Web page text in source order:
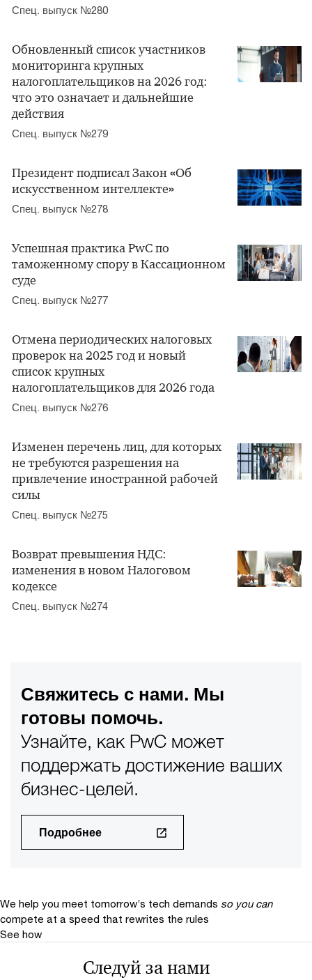
Спец. выпуск №280
Обновленный список участников
мониторинга крупных
налогоплательщиков на 2026 год:
что это означает и дальнейшие
действия
Спец. выпуск №279
Президент подписал Закон «Об
искусственном интеллекте»
Спец. выпуск №278
Успешная практика PwC по
таможенному спору в Кассационном
суде
Спец. выпуск №277
Отмена периодических налоговых
проверок на 2025 год и новый
список крупных
налогоплательщиков для 2026 года
Спец. выпуск №276
Изменен перечень лиц, для которых
не требуются разрешения на
привлечение иностранной рабочей
силы
Спец. выпуск №275
Возврат превышения НДС:
изменения в новом Налоговом
кодексе
Спец. выпуск №274
Свяжитесь с нами. Мы
готовы помочь.
Узнайте, как PwC может
поддержать достижение ваших
бизнес-целей.
Подробнее
We help you meet tomorrow’s tech demands so you can
compete at a speed that rewrites the rules
See how
Следуй за нами